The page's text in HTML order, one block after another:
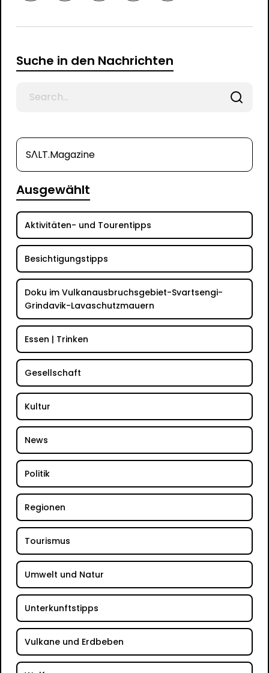
Suche in den Nachrichten
SΛLT.Magazine
Ausgewählt
Aktivitäten- und Tourentipps
Besichtigungstipps
Doku im Vulkanausbruchsgebiet-Svartsengi-
Grindavik-Lavaschutzmauern
Essen | Trinken
Gesellschaft
Kultur
News
Politik
Regionen
Tourismus
Umwelt und Natur
Unterkunftstipps
Vulkane und Erdbeben